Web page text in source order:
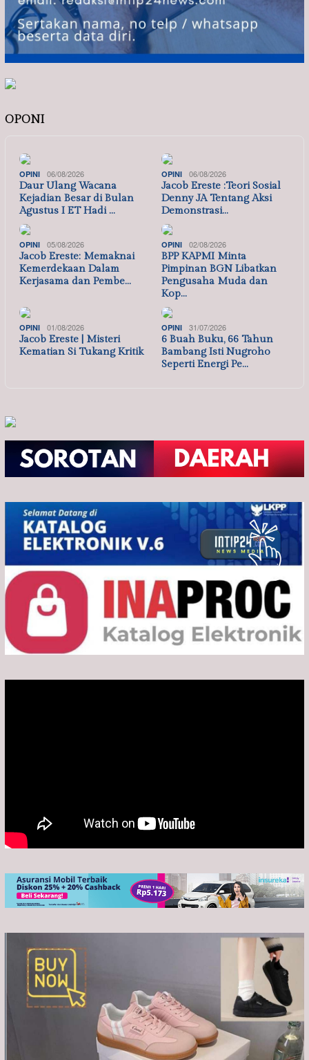
OPONI
OPINI 06/08/2026
Daur Ulang Wacana
Kejadian Besar di Bulan
Agustus I ET Hadi …
OPINI 06/08/2026
Jacob Ereste :Teori Sosial
Denny JA Tentang Aksi
Demonstrasi…
OPINI 05/08/2026
Jacob Ereste: Memaknai
Kemerdekaan Dalam
Kerjasama dan Pembe…
OPINI 02/08/2026
BPP KAPMI Minta
Pimpinan BGN Libatkan
Pengusaha Muda dan
Kop…
OPINI 01/08/2026
Jacob Ereste | Misteri
Kematian Si Tukang Kritik
OPINI 31/07/2026
6 Buah Buku, 66 Tahun
Bambang Isti Nugroho
Seperti Energi Pe…